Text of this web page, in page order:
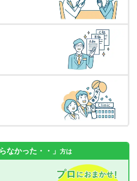
なかった・・」 方は